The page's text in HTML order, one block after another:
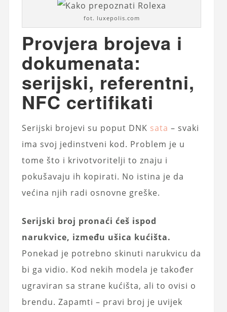
fot. luxepolis.com
Provjera brojeva i
dokumenata:
serijski, referentni,
NFC certifikati
Serijski brojevi su poput DNK sata – svaki
ima svoj jedinstveni kod. Problem je u
tome što i krivotvoritelji to znaju i
pokušavaju ih kopirati. No istina je da
većina njih radi osnovne greške.
Serijski broj pronaći ćeš ispod
narukvice, između ušica kućišta.
Ponekad je potrebno skinuti narukvicu da
bi ga vidio. Kod nekih modela je također
ugraviran sa strane kućišta, ali to ovisi o
brendu. Zapamti – pravi broj je uvijek